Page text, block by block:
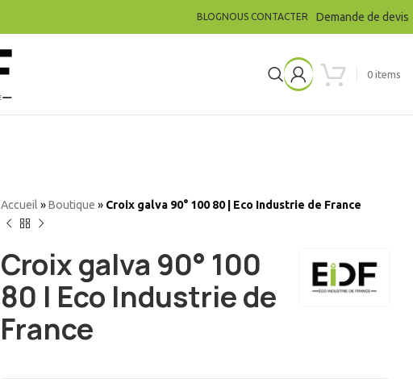
BLOGNOUS CONTACTER Demande de devis
0 items
Accueil »Boutique » Croix galva 90° 100 80 | Eco Industrie de France
Croix galva 90° 100
80 | Eco Industrie de
France